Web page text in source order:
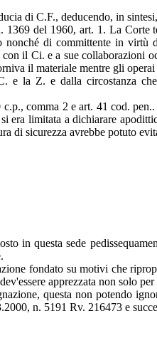
di C.F., deducendo, in
del 1960, art. 1. La
di committente in virtù
con il Ci. e a sue
il materiale mentre gli
e la Z. e dalla circostanza
comma 2 e art. 41 cod.
era limitata a dichiarare
di sicurezza avrebbe potuto
in questa sede
fondato su motivi che
apprezzata non solo
questa non potendo
n. 5191 Rv. 216473 e